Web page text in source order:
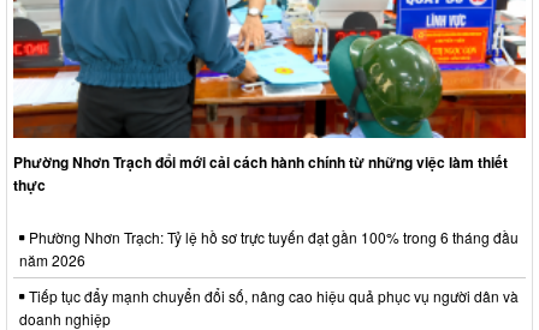
Phường Nhơn Trạch đổi mới cải cách hành chính từ những việc làm thiết
thực
Phường Nhơn Trạch: Tỷ lệ hồ sơ trực tuyến đạt gần 100% trong 6 tháng đầu
năm 2026
Tiếp tục đẩy mạnh chuyển đổi số, nâng cao hiệu quả phục vụ người dân và
doanh nghiệp